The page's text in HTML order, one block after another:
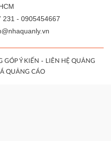
231 - 0905454667
GÓP Ý KIẾN - LIÊN HỆ QUẢNG
QUẢNG CÁO